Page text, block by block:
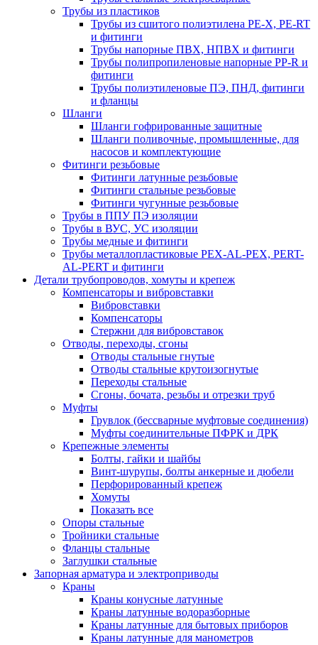
Трубы из пластиков
Трубы из сшитого полиэтилена PE-X, PE-RT
и фитинги
Трубы напорные ПВХ, НПВХ и фитинги
Трубы полипропиленовые напорные PP-R и
фитинги
Трубы полиэтиленовые ПЭ, ПНД, фитинги
и фланцы
Шланги
Шланги гофрированные защитные
Шланги поливочные, промышленные, для
насосов и комплектующие
Фитинги резьбовые
Фитинги латунные резьбовые
Фитинги стальные резьбовые
Фитинги чугунные резьбовые
Трубы в ППУ ПЭ изоляции
Трубы в ВУС, УС изоляции
Трубы медные и фитинги
Трубы металлопластиковые PEX-AL-PEX, PERT-
AL-PERT и фитинги
Детали трубопроводов, хомуты и крепеж
Компенсаторы и вибровставки
Вибровставки
Компенсаторы
Стержни для вибровставок
Отводы, переходы, сгоны
Отводы стальные гнутые
Отводы стальные крутоизогнутые
Переходы стальные
Сгоны, бочата, резьбы и отрезки труб
Муфты
Грувлок (бессварные муфтовые соединения)
Муфты соединительные ПФРК и ДРК
Крепежные элементы
Болты, гайки и шайбы
Винт-шурупы, болты анкерные и дюбели
Перфорированный крепеж
Хомуты
Показать все
Опоры стальные
Тройники стальные
Фланцы стальные
Заглушки стальные
Запорная арматура и электроприводы
Краны
Краны конусные латунные
Краны латунные водоразборные
Краны латунные для бытовых приборов
Краны латунные для манометров